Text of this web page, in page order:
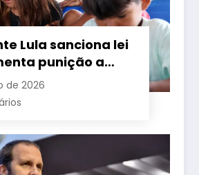
Lula sanciona lei
punição a
contra
é sancionada
de 2026